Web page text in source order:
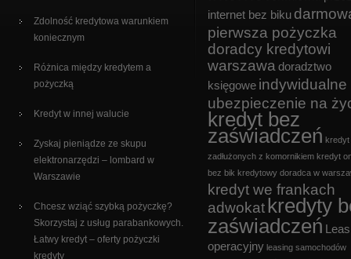
Zdolność kredytowa warunkiem
koniecznym
Różnica między kredytem a
pożyczką
Kredyt w innej walucie
Zyskaj pieniądze ze skupu
elektronarzędzi – lombard w
Warszawie
Chcesz wziąć szybką pożyczkę?
Skorzystaj z usług parabankowych.
Łatwy kredyt – oferty pożyczki
kredyty
internet bez biku
pierwsza pożyczka
doradcy kredytowi
warszawa doradztwo
księgowe indywidualne
ubezpieczenie na
kredyt bez
zaświadczeń kredyt
zadłużonych z komornikiem kredyt
bez bik kredytowy doradca w
kredyt we frankach
adwokatkredyty
zaświadczeń
operacyjny leasing samochodów